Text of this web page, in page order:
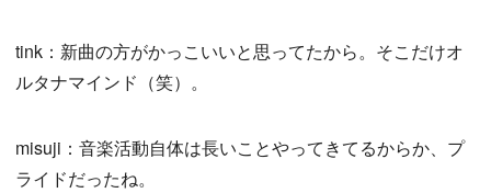
tink：新曲の方がかっこいいと思ってたから。そこだけオ
ルタナマインド（笑）。
misuji：音楽活動自体は長いことやってきてるからか、プ
ライドだったね。